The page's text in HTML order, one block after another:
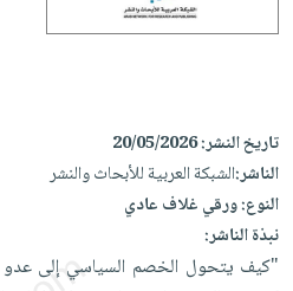
تحميل
تحميل
iKitab
على
Apple
تحميل
Apple
صندوق
العناية
وتصفيف
الشعر
العناية
الكل
أواني
الطهي
أدوات
متجر
الهدايا
تاريخ النشر:20/05/2026
الناشر:الشبكة العربية للأبحاث والنشر
النوع:ورقي غلاف عادي
نبذة الناشر:
"كيف يتحول الخصم السياسي إلى